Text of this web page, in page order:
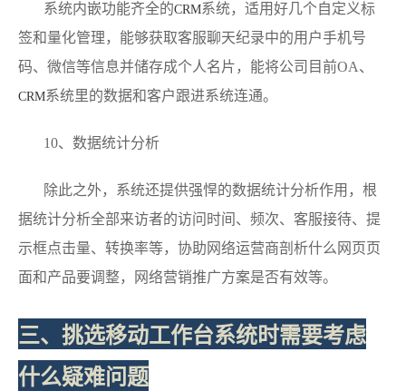
系统内嵌功能齐全的CRM系统，适用好几个自定义标
签和量化管理，能够获取客服聊天纪录中的用户手机号
码、微信等信息并储存成个人名片，能将公司目前OA、
CRM系统里的数据和客户跟进系统连通。
10、数据统计分析
除此之外，系统还提供强悍的数据统计分析作用，根
据统计分析全部来访者的访问时间、频次、客服接待、提
示框点击量、转换率等，协助网络运营商剖析什么网页页
面和产品要调整，网络营销推广方案是否有效等。
三、挑选移动工作台系统时需要考虑
什么疑难问题